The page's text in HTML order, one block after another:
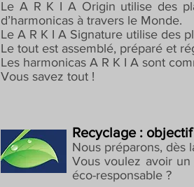
Le A R K I A Origin utilise des
d’harmonicas à travers le Monde.
Le A R K I A Signature utilise des
Le tout est assemblé, préparé et
Les harmonicas A R K I A sont
Vous savez tout !
Recyclage :
Nous préparons, dès
Vous voulez avoir
éco-responsable ?